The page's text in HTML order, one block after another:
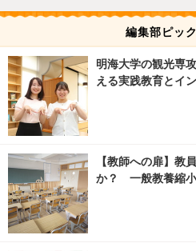
編集部ピッ
明海大学の観光専
える実践教育とイ
【教師への扉】教
か？ 一般教養縮小